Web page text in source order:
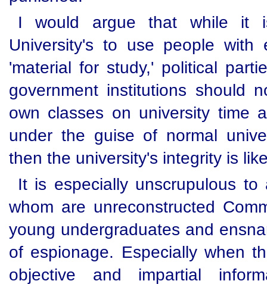
I would argue that while it
University's to use people with
'material for study,' political
government institutions should
own classes on university time
under the guise of normal
then the university's integrity is
It is especially unscrupulous
whom are unreconstructed
young undergraduates and
of espionage. Especially when
objective and impartial